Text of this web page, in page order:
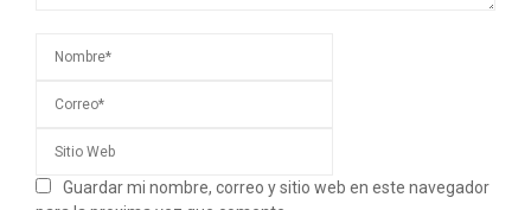
Guardar mi nombre, correo y sitio web en este navegador